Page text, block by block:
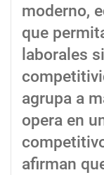
moderno,
que
laborales
agrupa a
opera en
afirman